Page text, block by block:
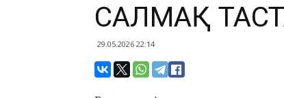
САЛМАҚ
29.05.2026 22:14